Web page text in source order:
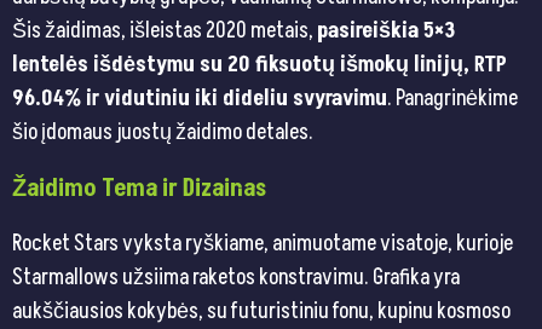
Šis žaidimas, išleistas 2020 metais, pasireiškia 5×3
lentelės išdėstymu su 20 fiksuotų išmokų linijų, RTP
96.04% ir vidutiniu iki dideliu svyravimu. Panagrinėkime
šio įdomaus juostų žaidimo detales.
Žaidimo Tema ir Dizainas
Rocket Stars vyksta ryškiame, animuotame visatoje, kurioje
Starmallows užsiima raketos konstravimu. Grafika yra
aukščiausios kokybės, su futuristiniu fonu, kupinu kosmoso